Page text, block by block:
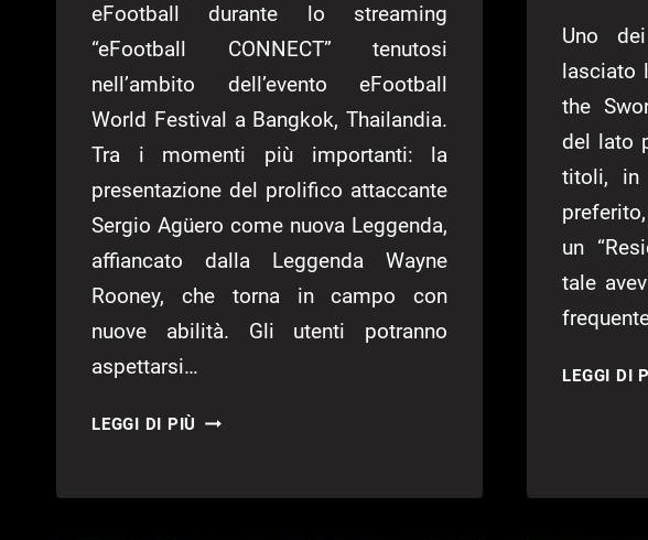
eFootball durante lo streaming
“eFootball CONNECT” tenutosi
nell’ambito dell’evento eFootball
World Festival a Bangkok, Thailandia.
Tra i momenti più importanti: la
presentazione del prolifico attaccante
Sergio Agüero come nuova Leggenda,
affiancato dalla Leggenda Wayne
Rooney, che torna in campo con
nuove abilità. Gli utenti potranno
aspettarsi…
LEGGI DI PIÙ SVELATE
WORLD
Uno
lasciato
the
del lato
titoli, in
un
tale
LEGGI DI